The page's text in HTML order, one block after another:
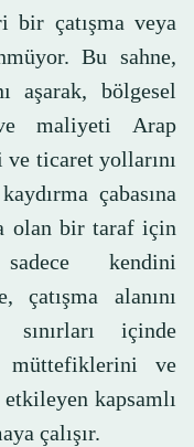
bir çatışma veya
Bu sahne,
aşarak, bölgesel
maliyeti Arap
ticaret yollarını
çabasına
olan bir taraf için
sadece kendini
çatışma alanını
sınırları içinde
müttefiklerini ve
kapsamlı
çalışır.